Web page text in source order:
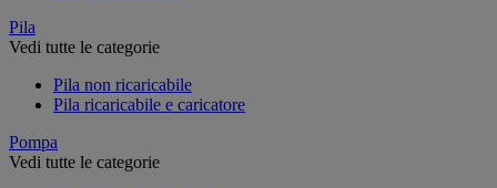
Pila
Vedi tutte le categorie
Pila non ricaricabile
Pila ricaricabile e caricatore
Pompa
Vedi tutte le categorie